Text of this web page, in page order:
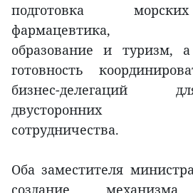
подготовка
фармацевтика,
образование и туризм,
готовность
бизнес-делегаций
двусторонних
сотрудничества.
Оба заместителя